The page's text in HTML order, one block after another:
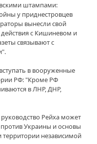
штампами:
у приднестровцев
вынесли свой
действия с Кишиневом и
связывают с
в вооруженные
РФ: "Кроме РФ
в ЛНР, ДНР,
Рейха может
Украины и основы
независимой